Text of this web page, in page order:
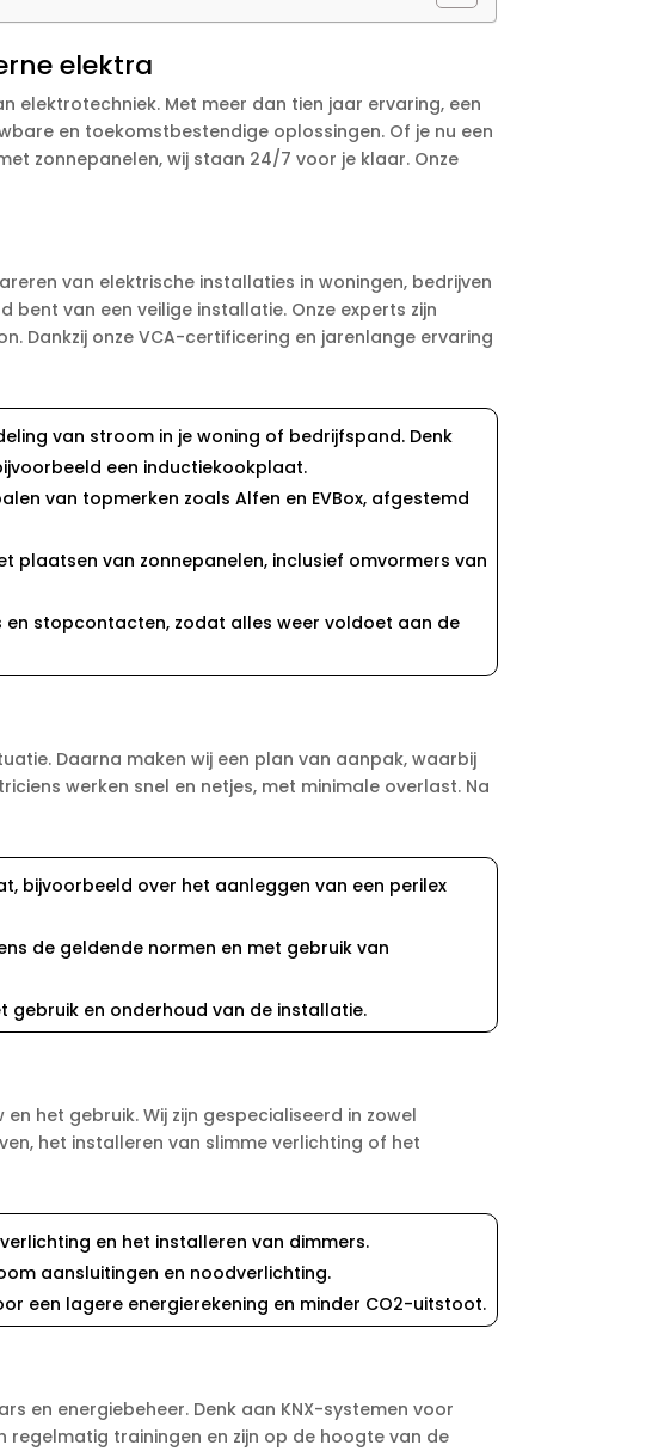
elektra
elektrotechniek. Met meer dan tien jaar ervaring, een
en toekomstbestendige oplossingen. Of je nu een
zonnepanelen, wij staan 24/7 voor je klaar. Onze
van elektrische installaties in woningen, bedrijven
bent van een veilige installatie. Onze experts zijn
Dankzij onze VCA-certificering en jarenlange ervaring
van stroom in je woning of bedrijfspand. Denk
een inductiekookplaat.
van topmerken zoals Alfen en EVBox, afgestemd
plaatsen van zonnepanelen, inclusief omvormers van
en stopcontacten, zodat alles weer voldoet aan de
Daarna maken wij een plan van aanpak, waarbij
werken snel en netjes, met minimale overlast. Na
bijvoorbeeld over het aanleggen van een perilex
de geldende normen en met gebruik van
gebruik en onderhoud van de installatie.
het gebruik. Wij zijn gespecialiseerd in zowel
het installeren van slimme verlichting of het
en het installeren van dimmers.
aansluitingen en noodverlichting.
een lagere energierekening en minder CO2-uitstoot.
en energiebeheer. Denk aan KNX-systemen voor
regelmatig trainingen en zijn op de hoogte van de